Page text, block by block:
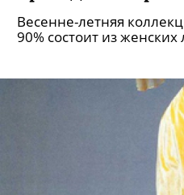
Весенне-летняя
90% состоит из женских